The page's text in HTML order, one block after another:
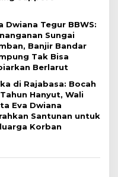
Dwiana Tegur BBWS:
Sungai
Banjir Bandar
Tak Bisa
Berlarut
di Rajabasa: Bocah
Hanyut, Wali
Eva Dwiana
Santunan untuk
Korban